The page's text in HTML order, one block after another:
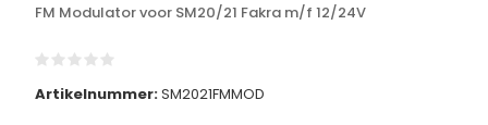
FM Modulator voor SM20/21 Fakra m/f 12/24V
Artikelnummer:SM2021FMMOD